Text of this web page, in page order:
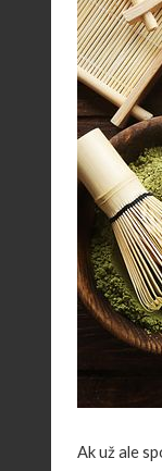
Ak už ale